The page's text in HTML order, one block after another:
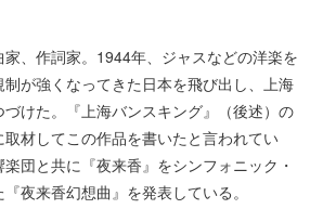
家、作詞家。1944年、ジャスなどの洋楽を
制が強くなってきた日本を飛び出し、上海
けた。『上海バンスキング』（後述）の
材してこの作品を書いたと言われてい
団と共に『夜来香』をシンフォニック・
夜来香幻想曲』を発表している。